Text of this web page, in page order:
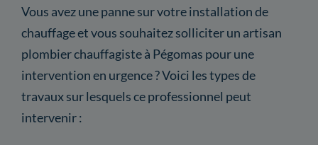
Vous avez une panne sur votre installation de
chauffage et vous souhaitez solliciter un artisan
plombier chauffagiste à Pégomas pour une
intervention en urgence ? Voici les types de
travaux sur lesquels ce professionnel peut
intervenir :